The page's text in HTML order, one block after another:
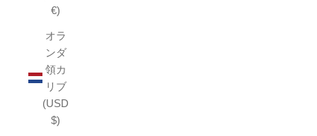
€)
オラ
ンダ
領カ
リブ
(USD
$)